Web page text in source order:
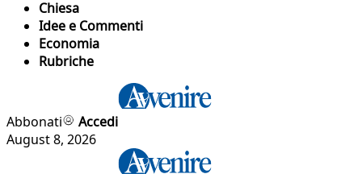
Chiesa
Idee e Commenti
Economia
Rubriche
Abbonati
Accedi
August 8, 2026